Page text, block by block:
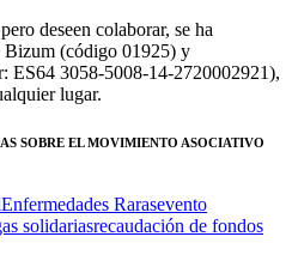
deseen colaborar, se ha
Bizum (código 01925) y
ES64 3058-5008-14-2720002921),
lugar.
SOBRE EL MOVIMIENTO ASOCIATIVO
Enfermedades Rarasevento
solidariasrecaudación de fondos